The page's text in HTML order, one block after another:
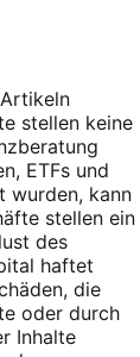
stellen keine
ETFs und
wurden, kann
stellen ein
des
haftet
die
oder durch
Inhalte